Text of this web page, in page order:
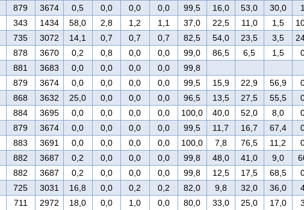
879 3674 0,5 0,0 0,0 0,0 99,5 16,0 53,0 30,0
343 1434 58,0 2,8 1,2 1,1 37,0 22,5 11,0 1,5
735 3072 14,1 0,7 0,7 0,7 82,5 54,0 23,5 3,5
878 3670 0,2 0,8 0,0 0,0 99,0 86,5 6,5 1,5
881 3683 0,0 0,0 0,0 0,0 99,8
879 3674 0,0 0,0 0,0 0,0 99,5 15,9 22,9 56,9
868 3632 25,0 0,0 0,0 0,0 96,5 13,5 27,5 55,5
884 3695 0,0 0,0 0,0 0,0 100,0 40,0 52,0 8,0
879 3674 0,0 0,0 0,0 0,0 99,5 11,7 16,7 67,4
883 3691 0,0 0,0 0,0 0,0 100,0 7,8 76,5 11,2
882 3687 0,2 0,0 0,0 0,0 99,8 48,0 41,0 9,0
882 3687 0,2 0,0 0,0 0,0 99,8 12,5 17,5 68,5
725 3031 16,8 0,0 0,2 0,2 82,0 9,8 32,0 36,0
711 2972 18,0 0,0 1,0 0,0 80,0 33,0 25,0 17,0